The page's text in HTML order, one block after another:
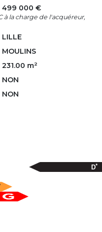
499 000 €
à la charge de l'acquéreur,
LILLE
MOULINS
231.00 m²
NON
NON
D*